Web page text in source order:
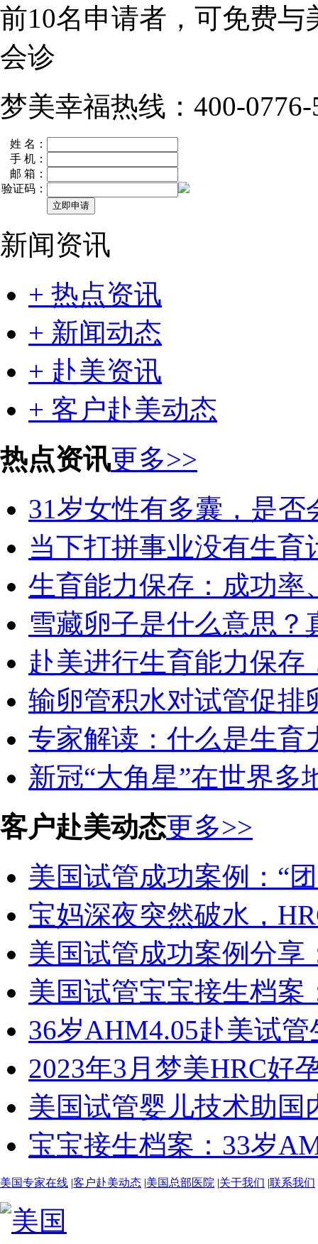
前10名申请者，可免费与
会诊
梦美幸福热线：400-0776-
姓 名：
手 机：
邮 箱：
验证码：
新闻资讯
+ 热点资讯
+ 新闻动态
+ 赴美资讯
+ 客户赴美动态
热点资讯更多>>
31岁女性有多囊，是
当下打拼事业没有生育
生育能力保存：成功率
雪藏卵子是什么意思
赴美进行生育能力保存
输卵管积水对试管促排
专家解读：什么是生育
新冠“大角星”在世界多
客户赴美动态更多>>
美国试管成功案例：“
宝妈深夜突然破水，
美国试管成功案例分享
美国试管宝宝接生档案
36岁AHM4.05赴美试
2023年3月梦美HRC好
美国试管婴儿技术助国
宝宝接生档案：33岁
美国专家在线 |客户赴美动态 |美国总部医院 |关于我们 |联系我们